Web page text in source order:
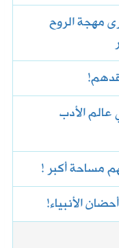
مهجة الروح
الأدب
مساحة أكبر !
الأنبياء!